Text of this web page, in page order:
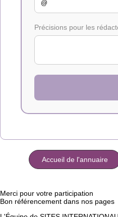
Précisions pour les
Accueil de l'annuaire
Merci pour votre participation
Bon référencement dans nos pages